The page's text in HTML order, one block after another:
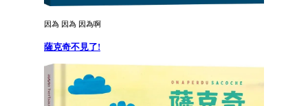
因為 因為 因為啊
薩克奇不見了!